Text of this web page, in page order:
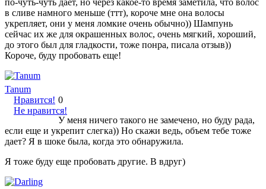
в сливе намного меньше (ттт), короче мне она волосы
укрепляет, они у меня ломкие очень обычно)) Шампунь
сейчас их же для окрашенных волос, очень мягкий, хороший,
до этого был для гладкости, тоже понра, писала отзыв))
Короче, буду пробовать еще!
Tanum
Нравится!
Не нравится!
0
У меня ничего такого не замечено, но буду рада,
если еще и укрепит слегка)) Но скажи ведь, объем тебе тоже
дает? Я в шоке была, когда это обнаружила.
Я тоже буду еще пробовать другие. В вдруг)